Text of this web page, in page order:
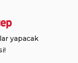
yapacak